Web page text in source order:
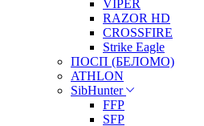
VIPER
RAZOR HD
CROSSFIRE
Strike Eagle
ПОСП (БЕЛОМО)
ATHLON
SibHunter
FFP
SFP